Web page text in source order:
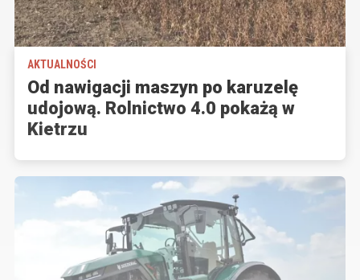
AKTUALNOŚCI
Od nawigacji maszyn po karuzelę
udojową. Rolnictwo 4.0 pokażą w
Kietrzu